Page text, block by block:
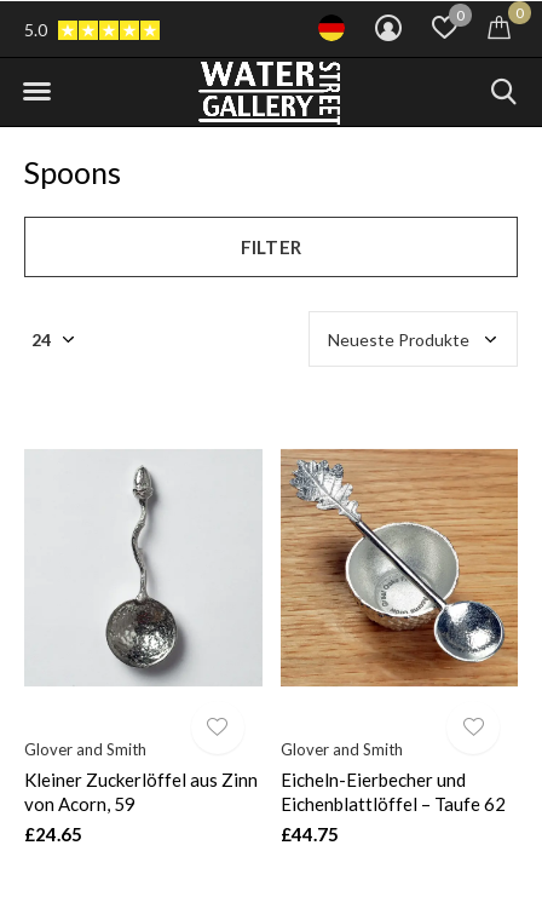
0 0
5.0
Spoons
FILTER
Glover and Smith
Kleiner Zuckerlöffel aus Zinn
von Acorn, 59
£24.65
Glover and Smith
Eicheln-Eierbecher und
Eichenblattlöffel – Taufe 62
£44.75